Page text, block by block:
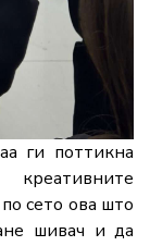
ги поттикна
креативните
по сето ова што
шивач ида